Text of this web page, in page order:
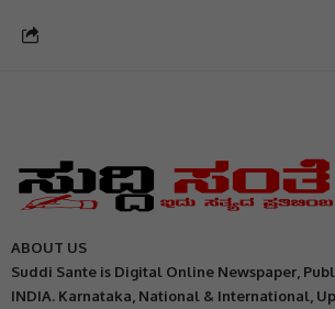
ABOUT US
Suddi Sante is Digital Online Newspaper,
INDIA. Karnataka, National & International,